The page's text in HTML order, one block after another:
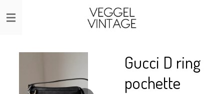
Ga
direct
Gucci D ring
pochette